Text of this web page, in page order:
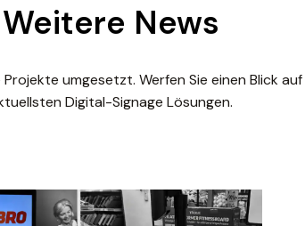
Weitere News
umgesetzt. Werfen Sie einen Blick
Digital-Signage Lösungen.